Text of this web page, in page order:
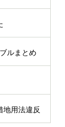
ルまとめ
地用法違反